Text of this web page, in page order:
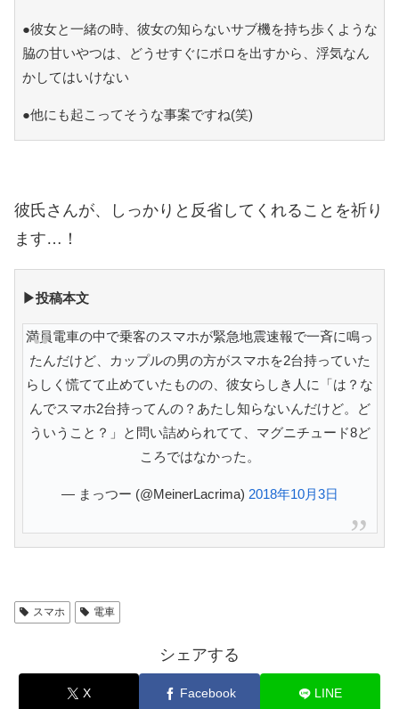
●彼女と一緒の時、彼女の知らないサブ機を持ち歩くような
脇の甘いやつは、どうせすぐにボロを出すから、浮気なん
かしてはいけない
●他にも起こってそうな事案ですね(笑)
彼氏さんが、しっかりと反省してくれることを祈り
ます…！
▶投稿本文
満員電車の中で乗客のスマホが緊急地震速報で一斉に鳴っ
たんだけど、カップルの男の方がスマホを2台持っていた
らしく慌てて止めていたものの、彼女らしき人に「は？な
んでスマホ2台持ってんの？あたし知らないんだけど。ど
ういうこと？」と問い詰められてて、マグニチュード8ど
ころではなかった。
— まっつー (@MeinerLacrima) 2018年10月3日
スマホ 電車
シェアする
X Facebook LINE